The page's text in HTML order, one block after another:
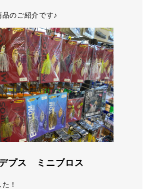
のご紹介です♪
プス ミニブロス
！